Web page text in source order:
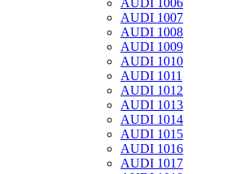
AUDI 1006
AUDI 1007
AUDI 1008
AUDI 1009
AUDI 1010
AUDI 1011
AUDI 1012
AUDI 1013
AUDI 1014
AUDI 1015
AUDI 1016
AUDI 1017